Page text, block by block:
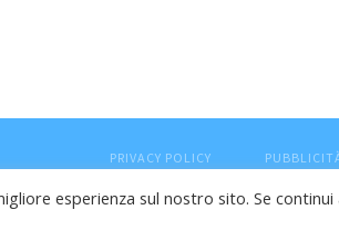
PRIVACY POLICY
(PU) - Cod.Fisc
esperienza sul nostro sito. Se